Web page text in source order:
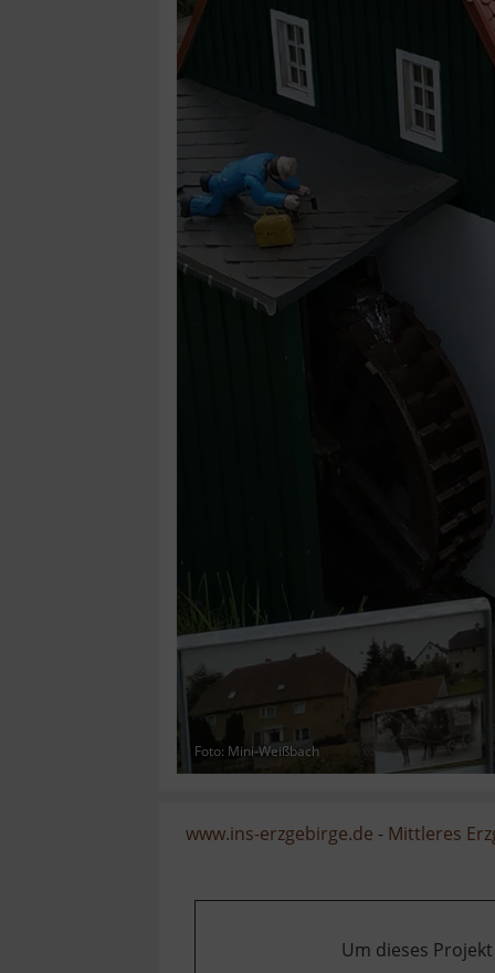
Foto: Mini-Weißbach
www.ins-erzgebirge.de - Mittleres
Um dieses